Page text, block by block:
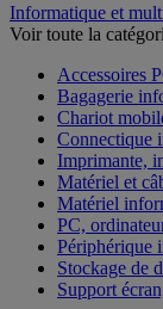
Informatique et
Voir toute la
Accessoires
Bagagerie
Chariot
Connectique
Imprimante,
Matériel et
Matériel
PC,
Périphérique
Stockage de
Support